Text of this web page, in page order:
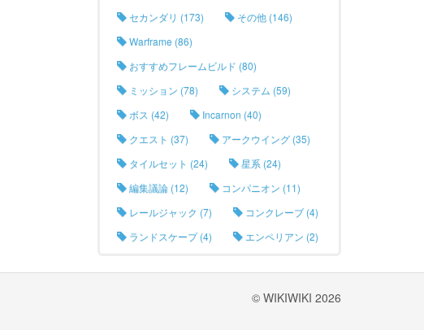
セカンダリ (173)
その他 (146)
Warframe (86)
おすすめフレームビルド (80)
ミッション (78)
システム (59)
ボス (42)
Incarnon (40)
クエスト (37)
アークウイング (35)
タイルセット (24)
星系 (24)
編集議論 (12)
コンパニオン (11)
レールジャック (7)
コンクレーブ (4)
ランドスケープ (4)
エンペリアン (2)
© WIKIWIKI 2026